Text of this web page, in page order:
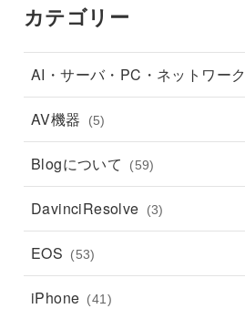
カテゴリー
AI・サーバ・PC・ネットワーク
AV機器 (5)
Blogについて (59)
DavinciResolve (3)
EOS (53)
iPhone (41)